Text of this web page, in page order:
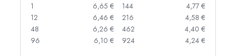
1
6,65 €
12
6,46 €
48
6,26 €
96
6,10 €
144
4,77 €
216
4,58 €
462
4,40 €
924
4,24 €